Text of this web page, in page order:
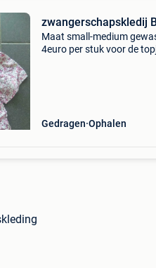
zwangerschapskledij
Maat small-medium
4euro per stuk voor de
Gedragen Ophalen